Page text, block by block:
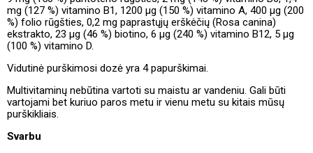
mg (127 %) vitamino B1, 1200 µg (150 %) vitamino A, 400 µg (200
%) folio rūgšties, 0,2 mg paprastųjų erškėčių (Rosa canina)
ekstrakto, 23 µg (46 %) biotino, 6 µg (240 %) vitamino B12, 5 µg
(100 %) vitamino D.
Vidutinė purškimosi dozė yra 4 papurškimai.
Multivitaminų nebūtina vartoti su maistu ar vandeniu. Gali būti
vartojami bet kuriuo paros metu ir vienu metu su kitais mūsų
purškikliais.
Svarbu